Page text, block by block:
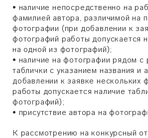
• наличие непосредственно на
фамилией автора, различимой на
фотографии (при добавлении к
фотографий работы допускается
на одной из фотографий);
• наличие на фотографии рядом с
таблички с указанием названия и
добавлении к заявке нескольких
работы допускается наличие
фотографий);
• присутствие автора на
К рассмотрению на конкурсный